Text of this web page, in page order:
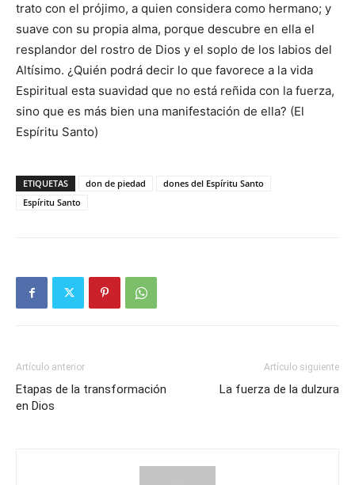
trato con el prójimo, a quien considera como hermano; y
suave con su propia alma, porque descubre en ella el
resplandor del rostro de Dios y el soplo de los labios del
Altísimo. ¿Quién podrá decir lo que favorece a la vida
Espiritual esta suavidad que no está reñida con la fuerza,
sino que es más bien una manifestación de ella? (El
Espíritu Santo)
ETIQUETAS don de piedad
dones del Espíritu Santo
Espíritu Santo
Artículo anterior
Etapas de la transformación
en Dios
Artículo siguiente
La fuerza de la dulzura